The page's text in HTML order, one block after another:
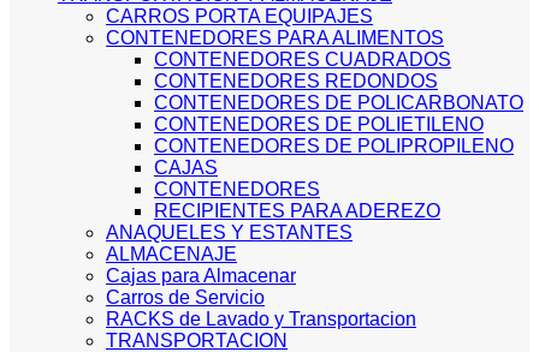
CARROS PORTA EQUIPAJES
CONTENEDORES PARA ALIMENTOS
CONTENEDORES CUADRADOS
CONTENEDORES REDONDOS
CONTENEDORES DE POLICARBONATO
CONTENEDORES DE POLIETILENO
CONTENEDORES DE POLIPROPILENO
CAJAS
CONTENEDORES
RECIPIENTES PARA ADEREZO
ANAQUELES Y ESTANTES
ALMACENAJE
Cajas para Almacenar
Carros de Servicio
RACKS de Lavado y Transportacion
TRANSPORTACION